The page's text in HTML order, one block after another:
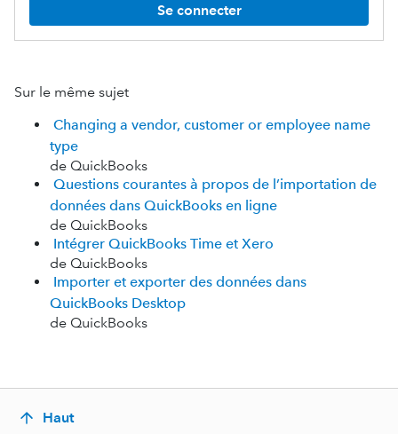
Se connecter
Sur le même sujet
Changing a vendor, customer or employee name
type
de QuickBooks
Questions courantes à propos de l’importation de
données dans QuickBooks en ligne
de QuickBooks
Intégrer QuickBooks Time et Xero
de QuickBooks
Importer et exporter des données dans
QuickBooks Desktop
de QuickBooks
Haut